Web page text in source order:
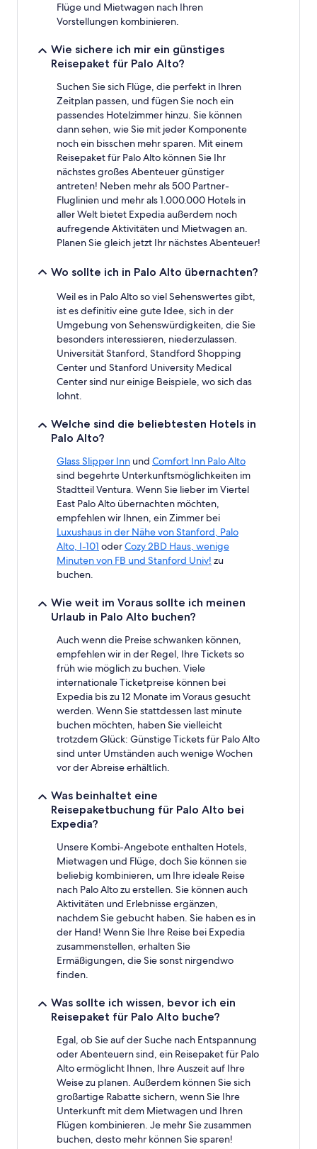
Verfügbarkeiten
zusätzliche
Bedingungen
Flüge und Mietwagen nach Ihren
Vorstellungen kombinieren.
Wie sichere ich mir ein günstiges
Reisepaket für Palo Alto?
Suchen Sie sich Flüge, die perfekt in Ihren
Zeitplan passen, und fügen Sie noch ein
passendes Hotelzimmer hinzu. Sie können
dann sehen, wie Sie mit jeder Komponente
noch ein bisschen mehr sparen. Mit einem
Reisepaket für Palo Alto können Sie Ihr
nächstes großes Abenteuer günstiger
antreten! Neben mehr als 500 Partner-
Fluglinien und mehr als 1.000.000 Hotels in
aller Welt bietet Expedia außerdem noch
aufregende Aktivitäten und Mietwagen an.
Planen Sie gleich jetzt Ihr nächstes Abenteuer!
Wo sollte ich in Palo Alto übernachten?
Weil es in Palo Alto so viel Sehenswertes gibt,
ist es definitiv eine gute Idee, sich in der
Umgebung von Sehenswürdigkeiten, die Sie
besonders interessieren, niederzulassen.
Universität Stanford, Standford Shopping
Center und Stanford University Medical
Center sind nur einige Beispiele, wo sich das
lohnt.
Welche sind die beliebtesten Hotels in
Palo Alto?
Glass Slipper Inn und Comfort Inn Palo Alto
sind begehrte Unterkunftsmöglichkeiten im
Stadtteil Ventura. Wenn Sie lieber im Viertel
East Palo Alto übernachten möchten,
empfehlen wir Ihnen, ein Zimmer bei
Luxushaus in der Nähe von Stanford, Palo
Alto, I-101 oderCozy 2BD Haus, wenige
Minuten von FB und Stanford Univ! zu
buchen.
Wie weit im Voraus sollte ich meinen
Urlaub in Palo Alto buchen?
Auch wenn die Preise schwanken können,
empfehlen wir in der Regel, Ihre Tickets so
früh wie möglich zu buchen. Viele
internationale Ticketpreise können bei
Expedia bis zu 12 Monate im Voraus gesucht
werden. Wenn Sie stattdessen last minute
buchen möchten, haben Sie vielleicht
trotzdem Glück: Günstige Tickets für Palo Alto
sind unter Umständen auch wenige Wochen
vor der Abreise erhältlich.
Was beinhaltet eine
Reisepaketbuchung für Palo Alto bei
Expedia?
Unsere Kombi-Angebote enthalten Hotels,
Mietwagen und Flüge, doch Sie können sie
beliebig kombinieren, um Ihre ideale Reise
nach Palo Alto zu erstellen. Sie können auch
Aktivitäten und Erlebnisse ergänzen,
nachdem Sie gebucht haben. Sie haben es in
der Hand! Wenn Sie Ihre Reise bei Expedia
zusammenstellen, erhalten Sie
Ermäßigungen, die Sie sonst nirgendwo
finden.
Was sollte ich wissen, bevor ich ein
Reisepaket für Palo Alto buche?
Egal, ob Sie auf der Suche nach Entspannung
oder Abenteuern sind, ein Reisepaket für Palo
Alto ermöglicht Ihnen, Ihre Auszeit auf Ihre
Weise zu planen. Außerdem können Sie sich
großartige Rabatte sichern, wenn Sie Ihre
Unterkunft mit dem Mietwagen und Ihren
Flügen kombinieren. Je mehr Sie zusammen
buchen, desto mehr können Sie sparen!